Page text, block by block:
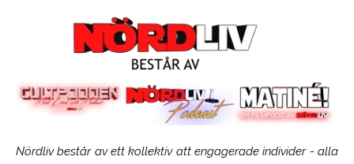
Nördliv består av ett kollektiv att engagerade individer - alla